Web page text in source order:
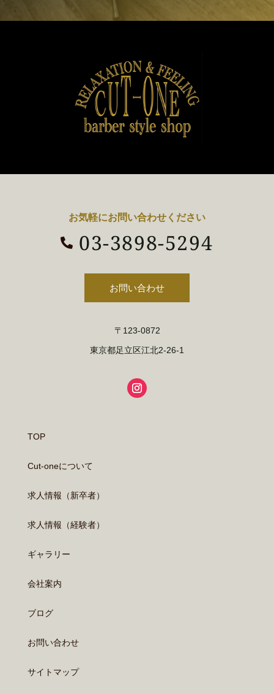
お気軽にお問い合わせください
 03-3898-5294
お問い合わせ
〒123-0872
東京都足立区江北2-26-1
TOP
Cut-oneについて
求人情報（新卒者）
求人情報（経験者）
ギャラリー
会社案内
ブログ
お問い合わせ
サイトマップ